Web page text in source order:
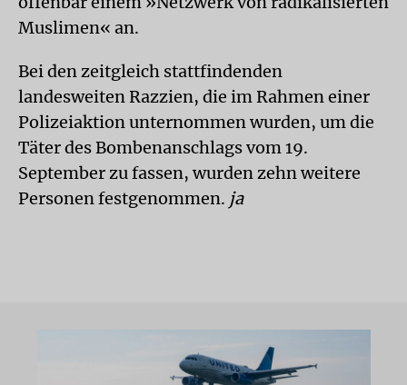
Muslimen« an.
Bei den zeitgleich stattfindenden
landesweiten Razzien, die im Rahmen einer
Polizeiaktion unternommen wurden, um die
Täter des Bombenanschlags vom 19.
September zu fassen, wurden zehn weitere
Personen festgenommen. ja